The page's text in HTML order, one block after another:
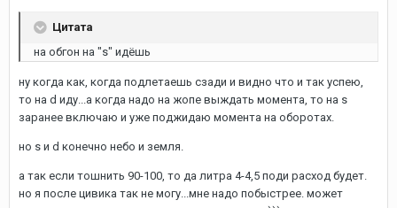
Цитата
на обгон на "s" идёшь
ну когда как, когда подлетаешь сзади и видно что и так успею,
то на d иду...а когда надо на жопе выждать момента, то на s
заранее включаю и уже поджидаю момента на оборотах.
но s и d конечно небо и земля.
а так если тошнить 90-100, то да литра 4-4,5 поди расход будет.
но я после цивика так не могу...мне надо побыстрее. может